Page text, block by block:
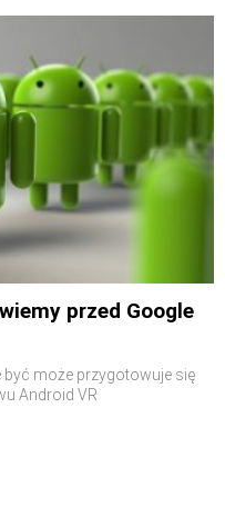
przed Google
być może przygotowuje się
Android VR